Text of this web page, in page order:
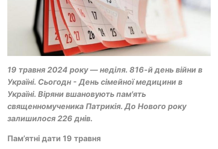
19 травня 2024 року — неділя. 816-й день війни в
Україні. Сьогодн - День сімейної медицини в
Україні. Віряни вшановують пам'ять
священномученика Патрикія. До Нового року
залишилося 226 днів.
Пам’ятні дати 19 травня